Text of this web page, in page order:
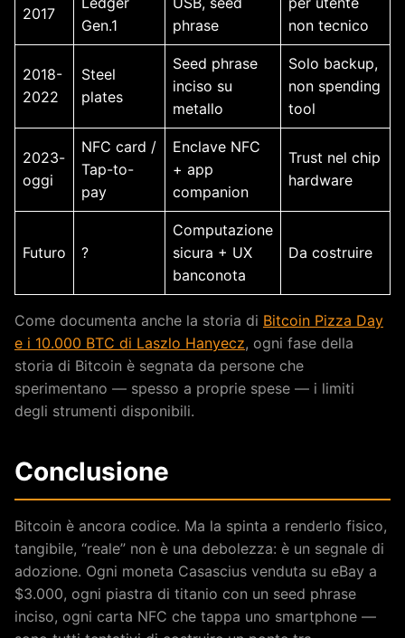
2017
Gen.1
phrase
non tecnico
2018-
2022
Steel
plates
Seed phrase
inciso su
metallo
Solo backup,
non spending
tool
2023-
oggi
NFC card /
Tap-to-
pay
Enclave NFC
+ app
companion
Trust nel chip
hardware
Futuro ?
Computazione
sicura + UX
banconota
Da costruire
Come documenta anche la storia di Bitcoin Pizza Day
e i 10.000 BTC di Laszlo Hanyecz, ogni fase della
storia di Bitcoin è segnata da persone che
sperimentano — spesso a proprie spese — i limiti
degli strumenti disponibili.
Conclusione
Bitcoin è ancora codice. Ma la spinta a renderlo fisico,
tangibile, “reale” non è una debolezza: è un segnale di
adozione. Ogni moneta Casascius venduta su eBay a
$3.000, ogni piastra di titanio con un seed phrase
inciso, ogni carta NFC che tappa uno smartphone —